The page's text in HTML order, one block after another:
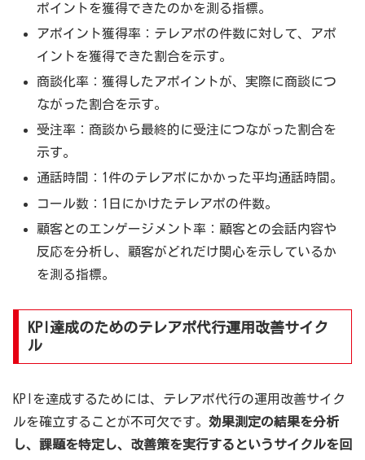
ポイントを獲得できたのかを測る指標。
アポイント獲得率：テレアポの件数に対して、アポ
イントを獲得できた割合を示す。
商談化率：獲得したアポイントが、実際に商談につ
ながった割合を示す。
受注率：商談から最終的に受注につながった割合を
示す。
通話時間：1件のテレアポにかかった平均通話時間。
コール数：1日にかけたテレアポの件数。
顧客とのエンゲージメント率：顧客との会話内容や
反応を分析し、顧客がどれだけ関心を示しているか
を測る指標。
KPI達成のためのテレアポ代行運用改善サイク
ル
KPIを達成するためには、テレアポ代行の運用改善サイク
ルを確立することが不可欠です。 効果測定の結果を分析
し、課題を特定し、改善策を実行するというサイクルを回